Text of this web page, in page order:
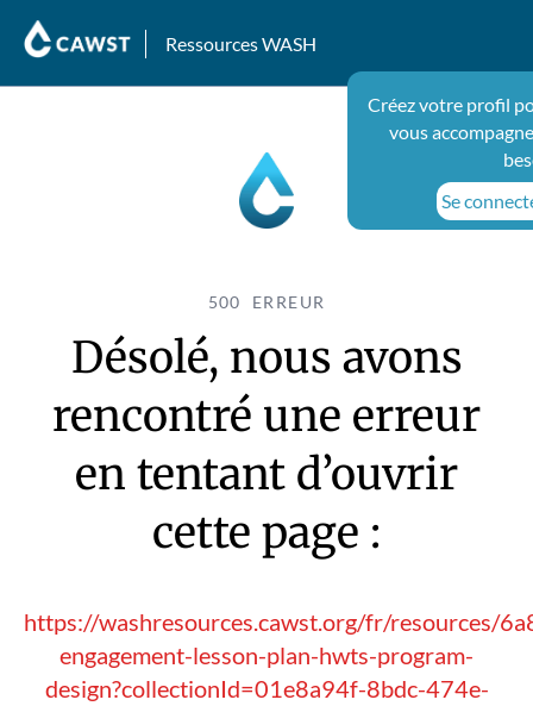
Ressources WASH
Créez votre profil
vous
Se
500 ERREUR
Désolé, nous avons
rencontré une erreur
en tentant d’ouvrir
cette page :
https://washresources.cawst.org/fr/resources/
engagement-lesson-plan-hwts-program-
design?collectionId=01e8a94f-8bdc-474e-